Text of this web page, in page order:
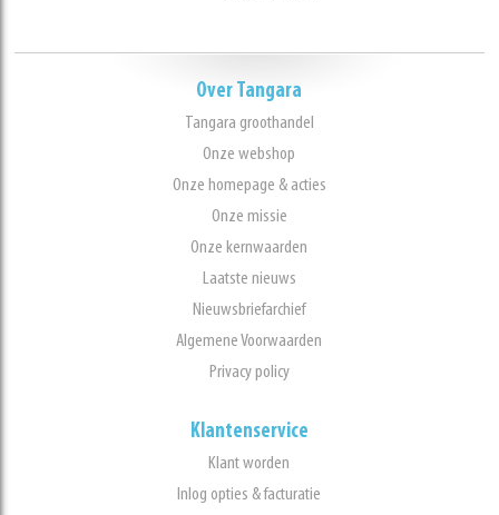
Over Tangara
Tangara groothandel
Onze webshop
Onze homepage & acties
Onze missie
Onze kernwaarden
Laatste nieuws
Nieuwsbriefarchief
Algemene Voorwaarden
Privacy policy
Klantenservice
Klant worden
Inlog opties & facturatie